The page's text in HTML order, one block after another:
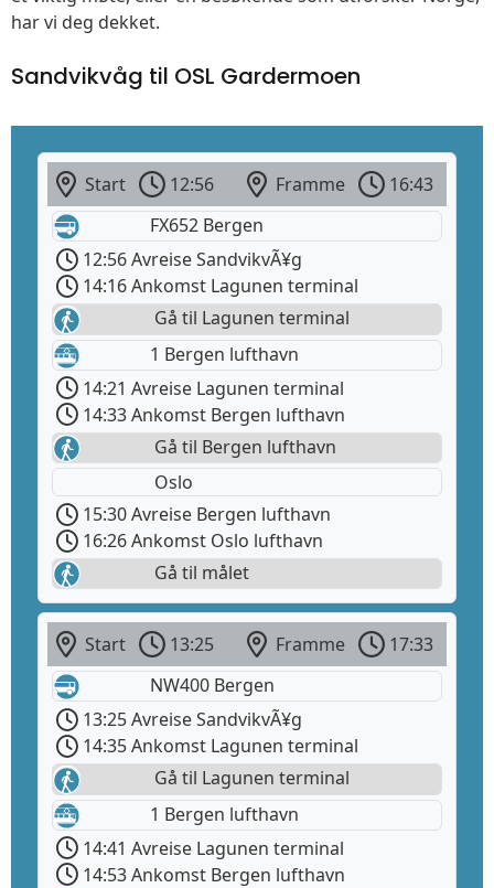
har vi deg dekket.
Sandvikvåg til OSL Gardermoen
Start 12:56 Framme
16:43
FX652 Bergen
12:56 Avreise SandvikvÃ¥g
14:16 Ankomst Lagunen terminal
Gå til Lagunen terminal
1 Bergen lufthavn
14:21 Avreise Lagunen terminal
14:33 Ankomst Bergen lufthavn
Gå til Bergen lufthavn
Oslo
15:30 Avreise Bergen lufthavn
16:26 Ankomst Oslo lufthavn
Gå til målet
Start 13:25 Framme
17:33
NW400 Bergen
13:25 Avreise SandvikvÃ¥g
14:35 Ankomst Lagunen terminal
Gå til Lagunen terminal
1 Bergen lufthavn
14:41 Avreise Lagunen terminal
14:53 Ankomst Bergen lufthavn